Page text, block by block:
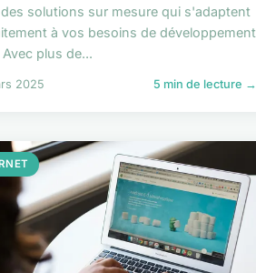
solutions sur mesure qui s'adaptent
à vos besoins de développement
plus de...
2025 5 min de lecture →